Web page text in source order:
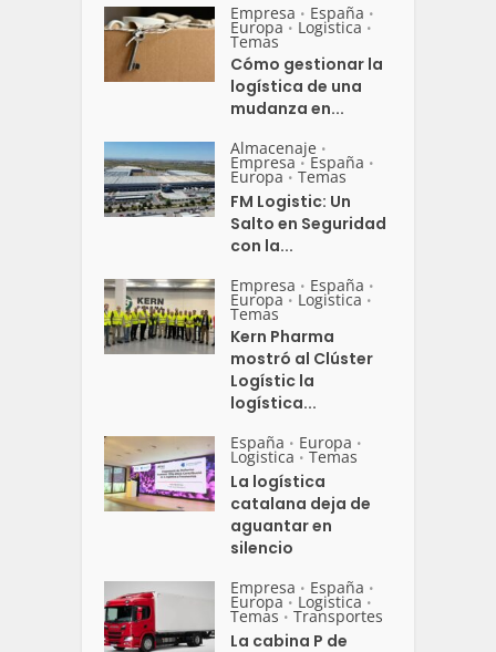
Empresa • España •
Europa • Logistica •
Temas
Cómo gestionar la
logística de una
mudanza en...
Almacenaje •
Empresa • España •
Europa • Temas
FM Logistic: Un
Salto en Seguridad
con la...
Empresa • España •
Europa • Logistica •
Temas
Kern Pharma
mostró al Clúster
Logístic la
logística...
España • Europa •
Logistica • Temas
La logística
catalana deja de
aguantar en
silencio
Empresa • España •
Europa • Logistica •
Temas • Transportes
La cabina P de